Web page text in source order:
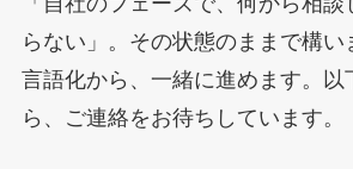
らない」。その状態のままで構
言語化から、一緒に進めます。以
ら、ご連絡をお待ちしています。